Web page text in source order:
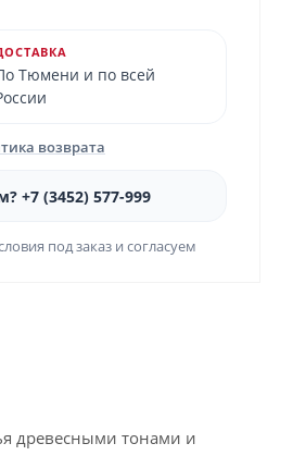
Тюмени и по всей
возврата
+7 (3452) 577-999
под заказ и согласуем
древесными тонами и